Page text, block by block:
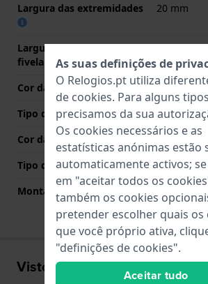
Largura das extremidades 20 mm
Largura da bracelete na
fivela
18 mm
Cor da bracelete
Rosa
Tipo de Fecho
Fecho
Cor da fivela
Ouro
Tipo de montagem
Pinos de
Montagem Reta
Visto recentemente
As suas definições de
O Relogios.pt utiliza
de cookies. Para alguns
precisamos da sua
Os cookies necessários e as
estatísticas anónimas estão
automaticamente activos;
em "aceitar todos os
também os cookies
pretender escolher quais os
que você próprio ativa,
"definições de cookies".
Aceitar tudo